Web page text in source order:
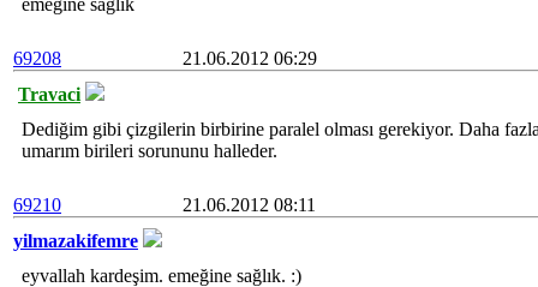
emeğine sağlık
69208
21.06.2012 06:29
Travaci
Dediğim gibi çizgilerin birbirine paralel olması gerekiyor. Daha
umarım birileri sorununu halleder.
69210
21.06.2012 08:11
yilmazakifemre
eyvallah kardeşim. emeğine sağlık. :)